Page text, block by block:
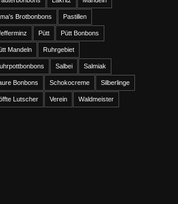
Brotbonbons Pastillen
Pütt Pütt Bonbons
Mandeln Ruhrgebiet
Salbei Salmiak
Bonbons Schokocreme Silberlinge
Lutscher Verein Waldmeister